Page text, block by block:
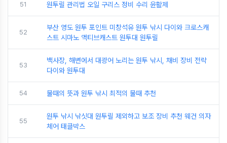
51 원투릴 관리법 오일 구리스 정비 수리 윤활제
52
부산 영도 원투 포인트 미창석유 원투 낚시 다이와 크로스캐
스트 시마노 액티브캐스트 원투대 원투릴
53
백사장, 해변에서 대광어 노리는 원투 낚시, 채비 장비 전략
다이와 원투대
54 물때의 뜻과 원투 낚시 최적의 물때 추천
55
원투 낚시 낚싯대 원투릴 제외하고 보조 장비 추천 웨건 의자
체어 태클박스